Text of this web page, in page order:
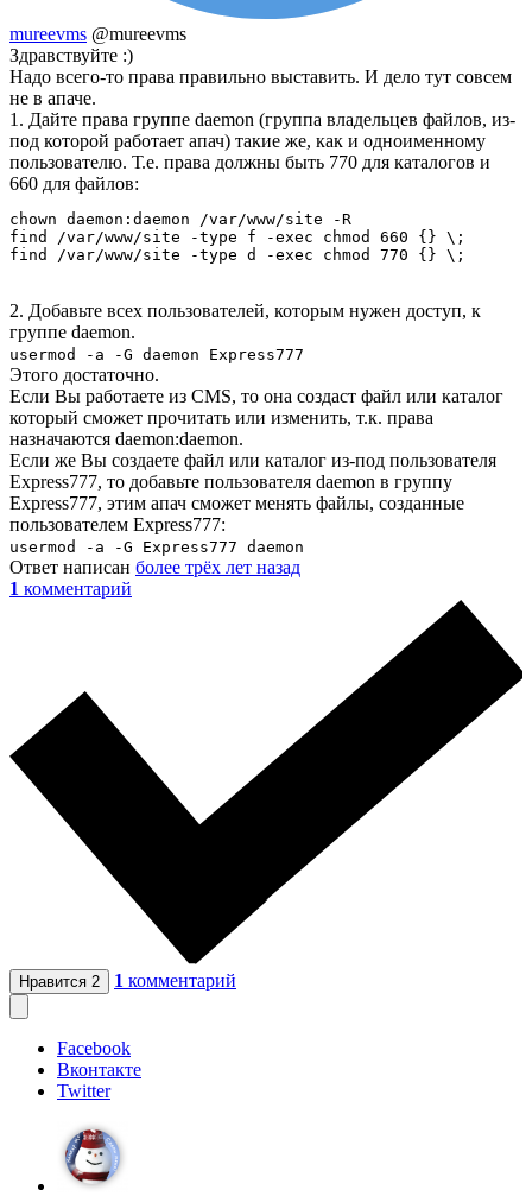
mureevms @mureevms
Здравствуйте :)
Надо всего-то права правильно выставить. И дело тут совсем
не в апаче.
1. Дайте права группе daemon (группа владельцев файлов, из-
под которой работает апач) такие же, как и одноименному
пользователю. Т.е. права должны быть 770 для каталогов и
660 для файлов:
chown daemon:daemon /var/www/site -R
find /var/www/site -type f -exec chmod 660 {} \;
find /var/www/site -type d -exec chmod 770 {} \;
2. Добавьте всех пользователей, которым нужен доступ, к
группе daemon.
usermod -a -G daemon Express777
Этого достаточно.
Если Вы работаете из CMS, то она создаст файл или каталог
который сможет прочитать или изменить, т.к. права
назначаются daemon:daemon.
Если же Вы создаете файл или каталог из-под пользователя
Express777, то добавьте пользователя daemon в группу
Express777, этим апач сможет менять файлы, созданные
пользователем Express777:
usermod -a -G Express777 daemon
Ответ написан более трёх лет назад
1 комментарий
Нравится 2 1 комментарий
Facebook
Вконтакте
Twitter